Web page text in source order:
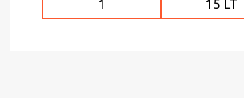
1
15 LT